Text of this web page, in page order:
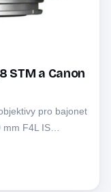
STM a Canon
pro bajonet
mm F4L IS…